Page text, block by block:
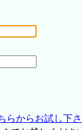
らからお試し下